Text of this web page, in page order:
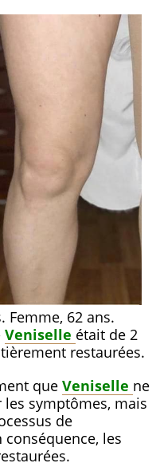
Femme, 62 ans.
Veniselle était de 2
restaurées.
que Veniselle ne
symptômes, mais
de
conséquence, les